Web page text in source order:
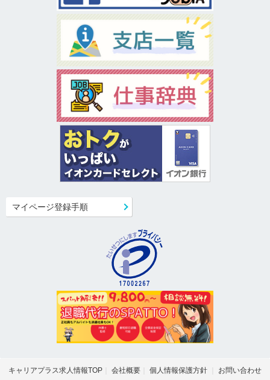
マイページ登録手順
キャリアプラス求人情報TOP 会社概要 個人情報保護方針 お問い合わせ